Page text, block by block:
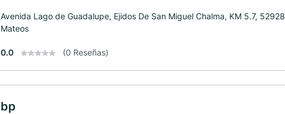
Avenida Lago de Guadalupe, Ejidos De San Miguel Chalma, KM 5.7,
Mateos
0.0 (0 Reseñas)
bp